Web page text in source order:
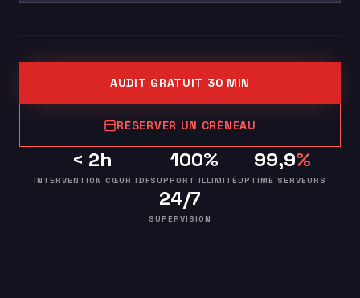
AUDIT GRATUIT 30 MIN
RÉSERVER UN CRÉNEAU
< 2h
INTERVENTION CŒUR IDF
100%
SUPPORT ILLIMITÉ
99,9%
UPTIME SERVEURS
24/7
SUPERVISION